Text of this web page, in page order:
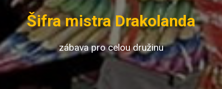
Šifra mistra Drakolanda
zábava pro celou družinu